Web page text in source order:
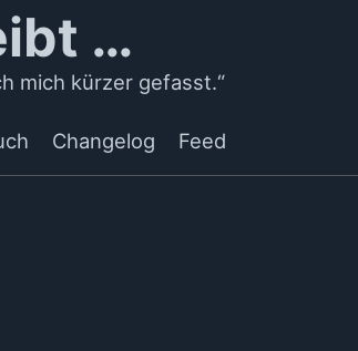
…
mich kürzer gefasst.“
Changelog Feed